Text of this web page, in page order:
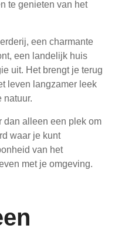
te genieten van het
een charmante
een landelijk huis
uit. Het brengt je terug
leven langzamer leek
natuur.
dan alleen een plek om
waar je kunt
van het
met je omgeving.